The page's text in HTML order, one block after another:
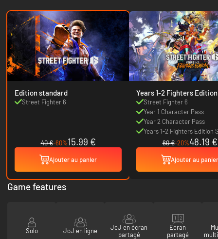
Edition standard
Street Fighter 6
40 €-60%15.99 €
Ajouter au panier
Years 1-2 Fighters Edition
Street Fighter 6
Year 1 Character Pass
Year 2 Character Pass
Years 1-2 Fighters Edition
60 €-20%48.19 €
Ajouter au panier
Game features
Solo JcJ en ligne
JcJ en écran
partagé
Ecran
partagé